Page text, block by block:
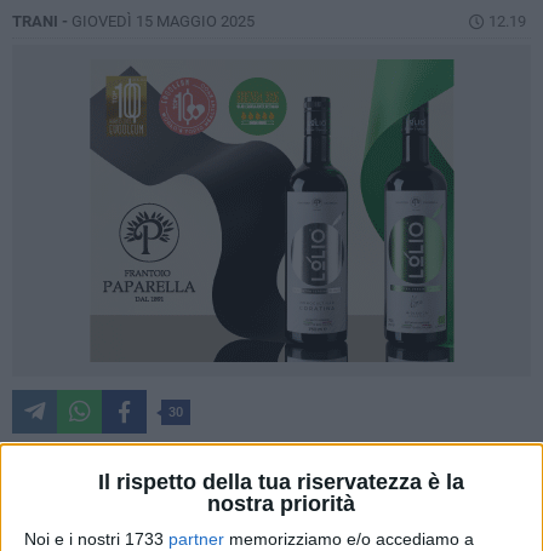
Il rispetto della tua riservatezza è la
nostra priorità
Noi e i nostri 1733 partner memorizziamo e/o accediamo a
TRANI - GIOVEDÌ 15 MAGGIO 2025 12.19
30
Il campo Bovio "Terra di conquista" e questo è dovuto a tanti
anni di abbandono e di incuria.